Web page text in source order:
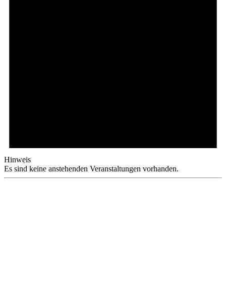
Hinweis
Es sind keine anstehenden Veranstaltungen vorhanden.